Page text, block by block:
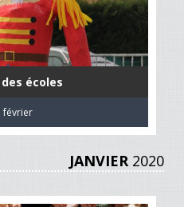
écoles
février
JANVIER2020